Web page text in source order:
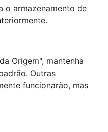
o armazenamento de
Origem", mantenha
Outras
funcionarão, mas